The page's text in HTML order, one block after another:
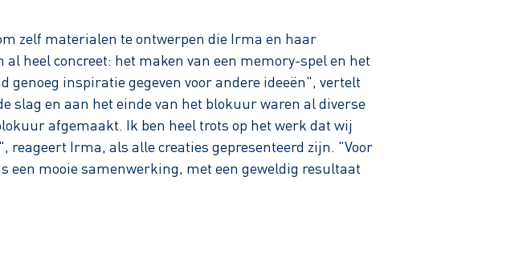
zelf materialen te ontwerpen die Irma en haar
heel concreet: het maken van een memory-spel en het
inspiratie gegeven voor andere ideeën", vertelt
slag en aan het einde van het blokuur waren al diverse
afgemaakt. Ik ben heel trots op het werk dat wij
Irma, als alle creaties gepresenteerd zijn. "Voor
een mooie samenwerking, met een geweldig resultaat